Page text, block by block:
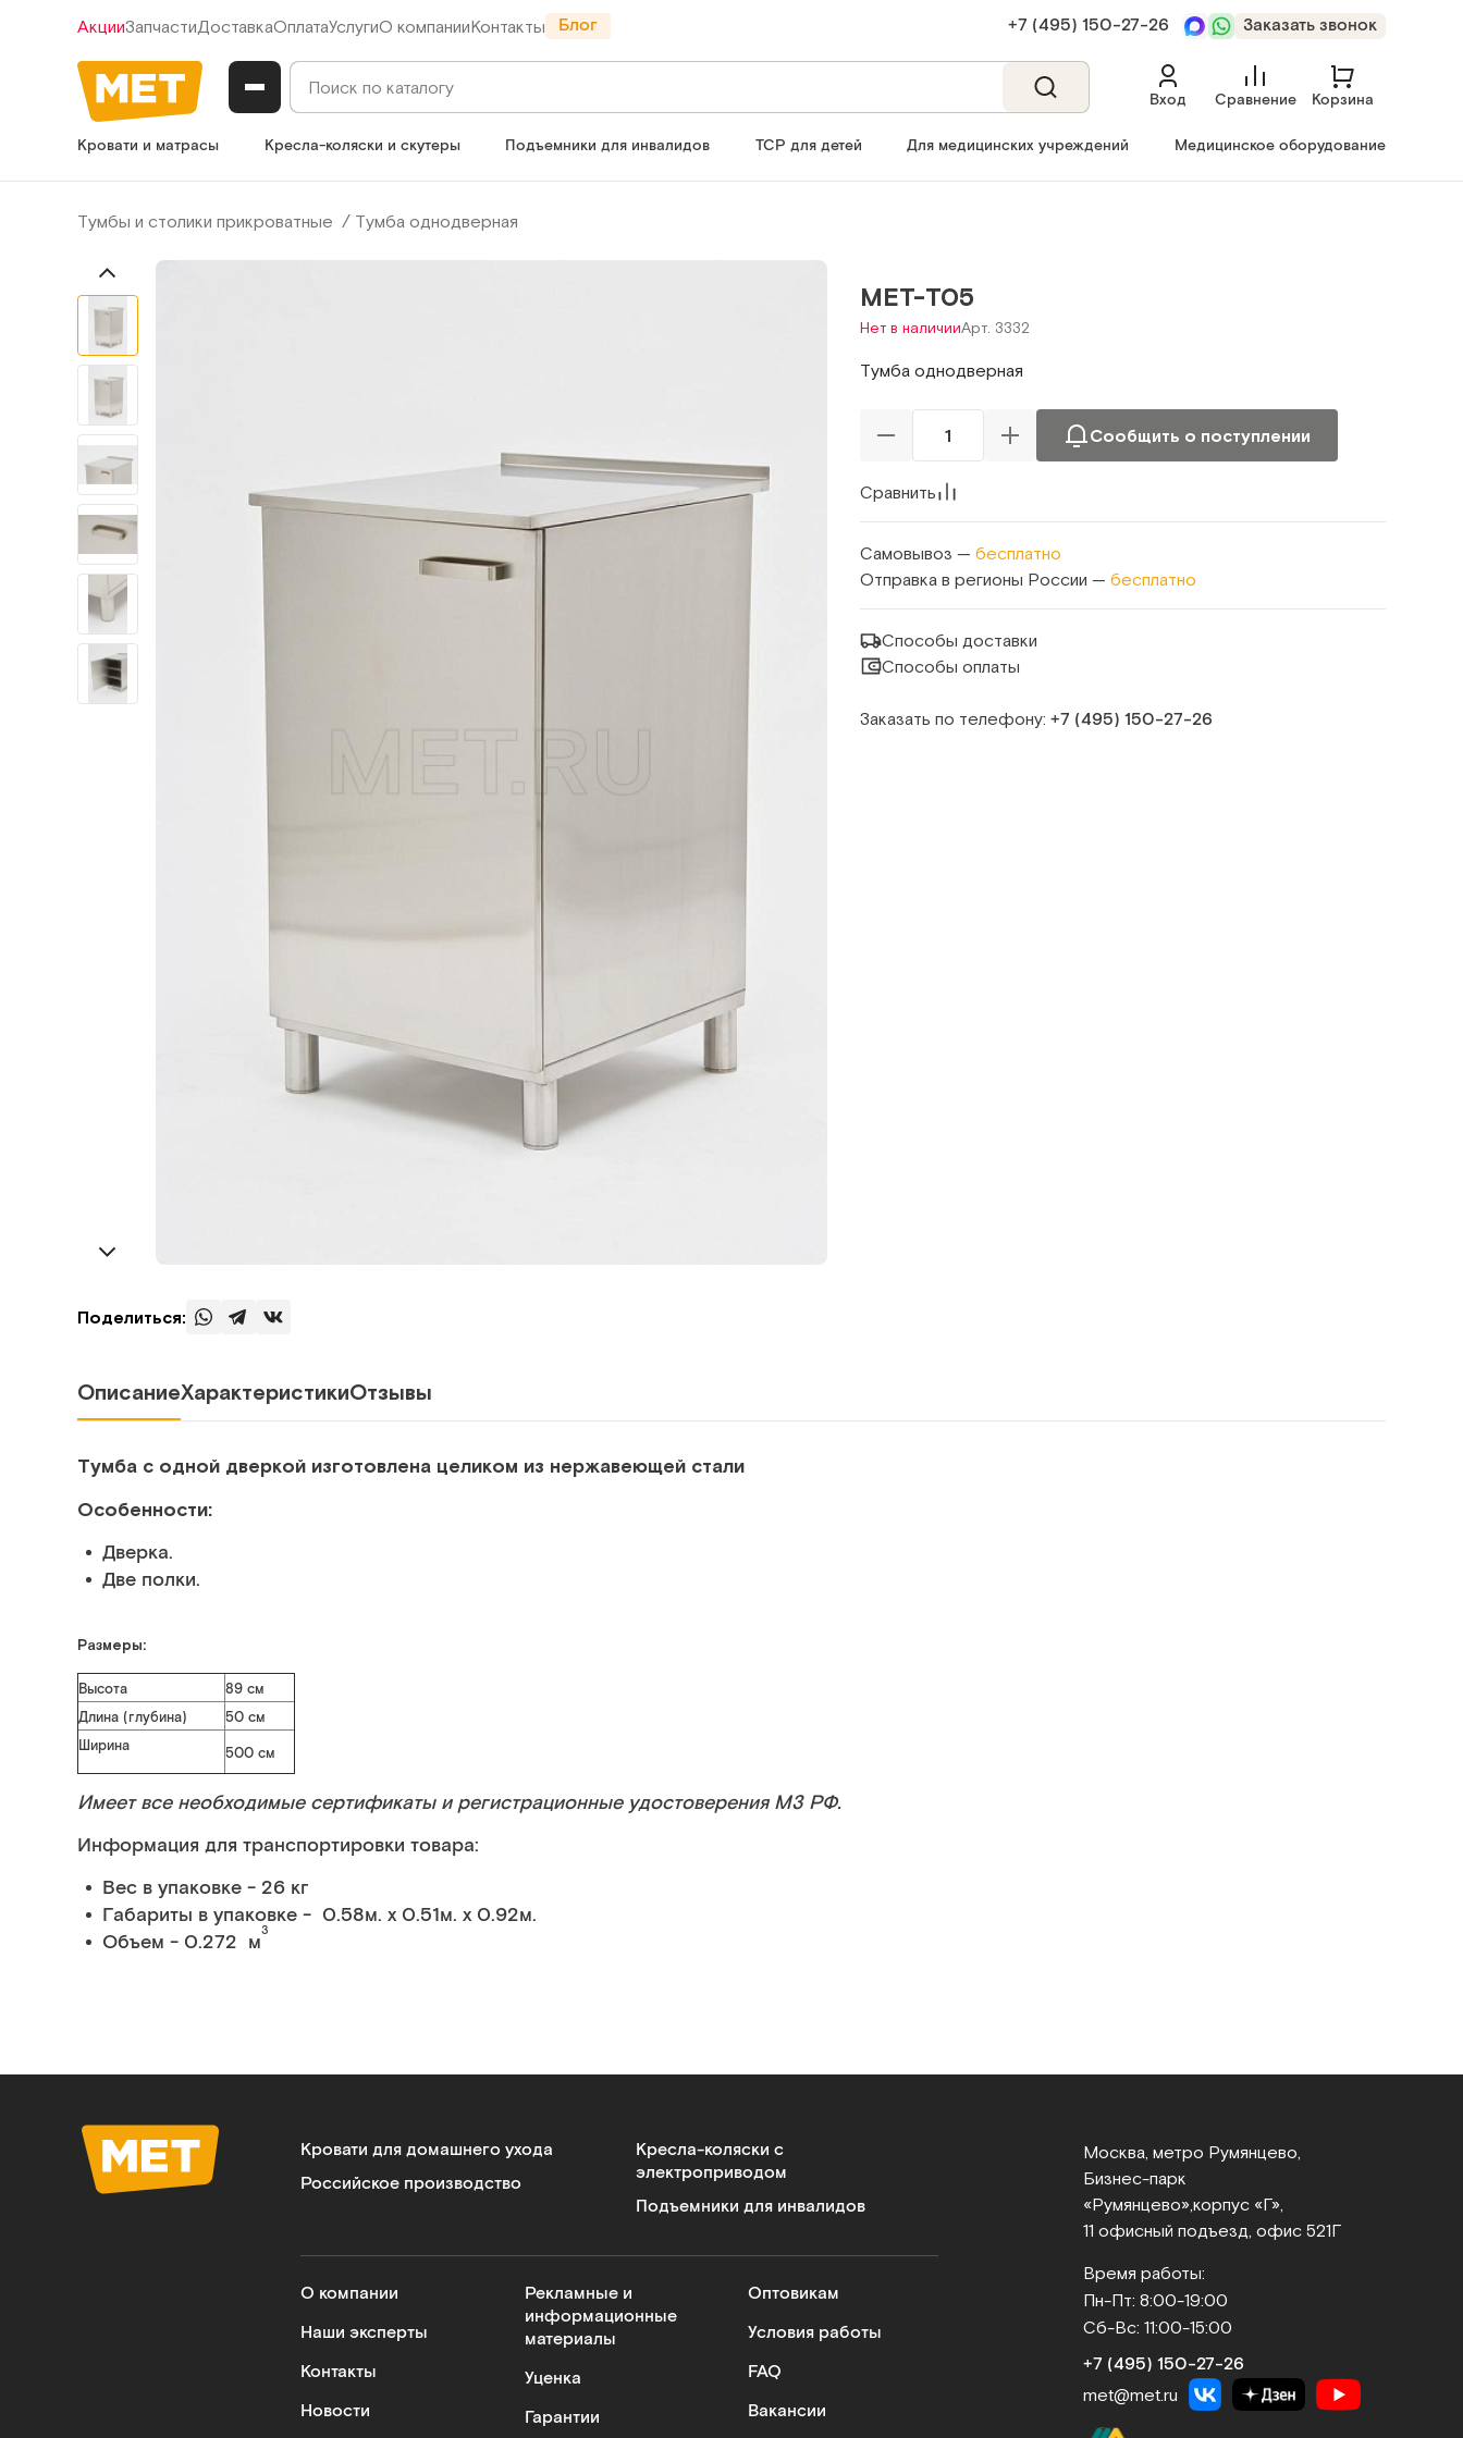
АкцииЗапчастиДоставкаОплатаУслугиО компанииКонтакты Блог +7 (495) 150‑27‑26 Заказать звонок
Вход Сравнение Корзина
Кровати и матрасы Кресла-коляски и скутеры Подъемники для инвалидов ТСР для детей Для медицинских учреждений Медицинское оборудование
Тумбы и столики прикроватные Тумба однодверная
Поделиться:
МЕТ-T05
Нет в наличииАрт. 3332
Тумба однодверная
Сообщить о поступлении
Сравнить
Самовывоз — бесплатно
Отправка в регионы России — бесплатно
Способы доставки
Способы оплаты
Заказать по телефону: +7 (495) 150‑27‑26
ОписаниеХарактеристикиОтзывы
Тумба с одной дверкой изготовлена целиком из нержавеющей стали
Особенности:
Дверка.
Две полки.
Размеры:
Высота
89 см
Длина (глубина)
50 см
Ширина
500 см
Имеет все необходимые сертификаты и регистрационные удостоверения МЗ РФ.
Информация для транспортировки товара:
Вес в упаковке - 26 кг
Габариты в упаковке - 0.58м. x 0.51м. x 0.92м.
Объем - 0.272 м3
Кровати для домашнего ухода
Российское производство
Кресла-коляски с
электроприводом
Подъемники для инвалидов
О компании
Наши эксперты
Контакты
Новости
Рекламные и
информационные
материалы
Уценка
Гарантии
Оптовикам
Условия работы
FAQ
Вакансии
Москва, метро Румянцево,
Бизнес‑парк
«Румянцево», корпус «Г»,
11 офисный подъезд, офис 521Г
Время работы:
Пн-Пт: 8:00-19:00
Сб-Вс: 11:00-15:00
+7 (495) 150‑27‑26
met@met.ru